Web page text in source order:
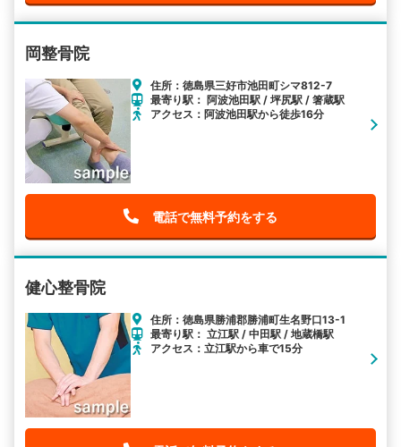
岡整骨院
住所：徳島県三好市池田町シマ812-7
最寄り駅： 阿波池田駅 / 坪尻駅 / 箸蔵駅
アクセス：阿波池田駅から徒歩16分
電話で無料予約をする
健心整骨院
住所：徳島県勝浦郡勝浦町生名野口13-1
最寄り駅： 立江駅 / 中田駅 / 地蔵橋駅
アクセス：立江駅から車で15分